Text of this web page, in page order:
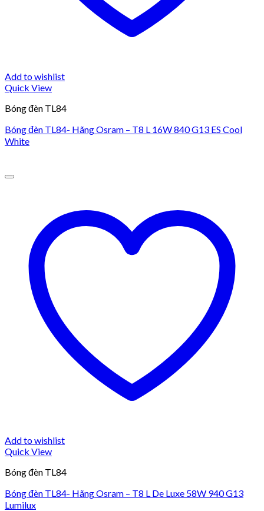
Add to wishlist
Quick View
Bóng đèn TL84
Bóng đèn TL84- Hãng Osram – T8 L 16W 840 G13 ES Cool
White
Add to wishlist
Quick View
Bóng đèn TL84
Bóng đèn TL84- Hãng Osram – T8 L De Luxe 58W 940 G13
Lumilux